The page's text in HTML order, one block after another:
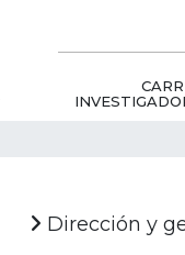
Dirección y